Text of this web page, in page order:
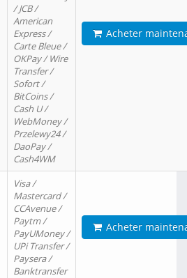
/ JCB /
American
Express /
Carte Bleue /
OKPay / Wire
Transfer /
Sofort /
BitCoins /
Cash U /
WebMoney /
Przelewy24 /
DaoPay /
Cash4WM
Acheter
Visa /
Mastercard /
CCAvenue /
Paytm /
PayUMoney /
UPi Transfer /
Paysera /
Banktransfer
Acheter